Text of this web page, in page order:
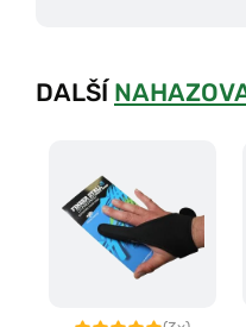
DALŠÍ